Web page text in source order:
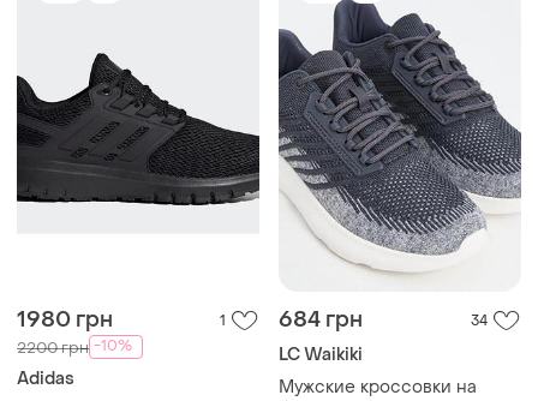
1980 грн 1
2200 грн -10%
44 и еще 1
684 грн 34
LC Waikiki
Мужские кроссовки на
белой подошве lc waikiki/лс
вайки серого цвета.
фирменная туреченица